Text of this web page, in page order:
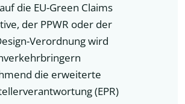
die EU-Green Claims
der PPWR oder der
Verordnung wird
die erweiterte
(EPR)